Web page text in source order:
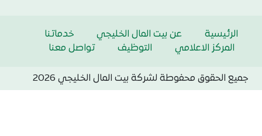
الرئيسية عن بيت المال الخليجي
خدماتنا
المركز الاعلامي
التوظيف تواصل معنا
جميع الحقوق محفوطة لشركة بيت المال الخليجي 2026